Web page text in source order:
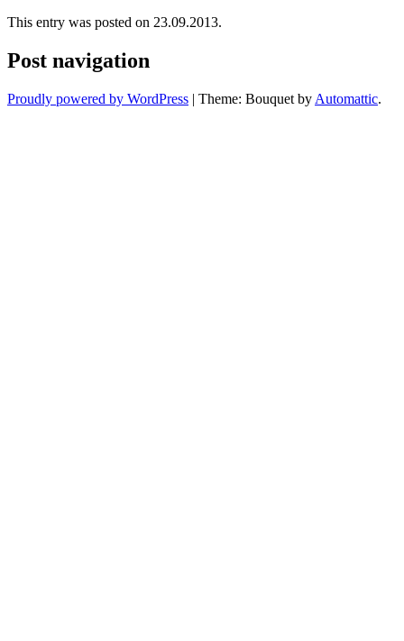
This entry was posted on 23.09.2013.
Post navigation
Proudly powered by WordPress | Theme: Bouquet by Automattic.